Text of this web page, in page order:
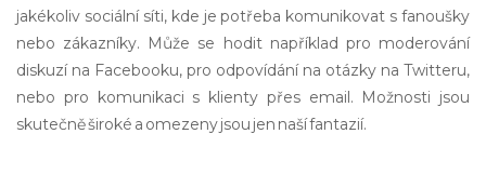
jakékoliv sociální síti, kde je potřeba komunikovat s fanoušky
nebo zákazníky. Může se hodit například pro moderování
diskuzí na Facebooku, pro odpovídání na otázky na Twitteru,
nebo pro komunikaci s klienty přes email. Možnosti jsou
skutečně široké a omezeny jsou jen naší fantazií.